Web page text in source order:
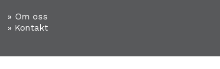
» Om oss
» Kontakt